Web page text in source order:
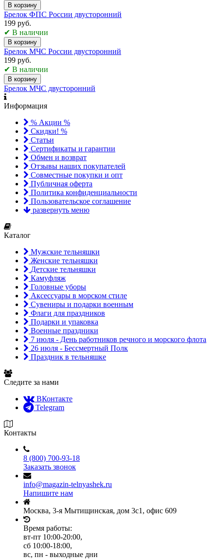
В корзину
Брелок ФПС России двусторонний
199 руб.
✔ В наличии
В корзину
Брелок МЧС России двусторонний
199 руб.
✔ В наличии
В корзину
Брелок МЧС двусторонний
Информация
% Акции %
Скидки! %
Статьи
Сертификаты и гарантии
Обмен и возврат
Отзывы наших покупателей
Совместные покупки и опт
Публичная оферта
Политика конфиденциальности
Пользовательское соглашение
развернуть меню
Каталог
Мужские тельняшки
Женские тельняшки
Детские тельняшки
Камуфляж
Головные уборы
Аксессуары в морском стиле
Сувениры и подарки военным
Флаги для праздников
Подарки и упаковка
Военные праздники
7 июля - День работников речного и морского флота
26 июля - Бессмертный Полк
Праздник в тельняшке
Следите за нами
ВКонтакте
Telegram
Контакты
8 (800) 700-93-18
Заказать звонок
info@magazin-telnyashek.ru
Напишите нам
Москва, 3-я Мытищинская, дом 3с1, офис 609
Время работы:
вт-пт 10:00-20:00,
сб 10:00-18:00,
вс, пн - выходные дни